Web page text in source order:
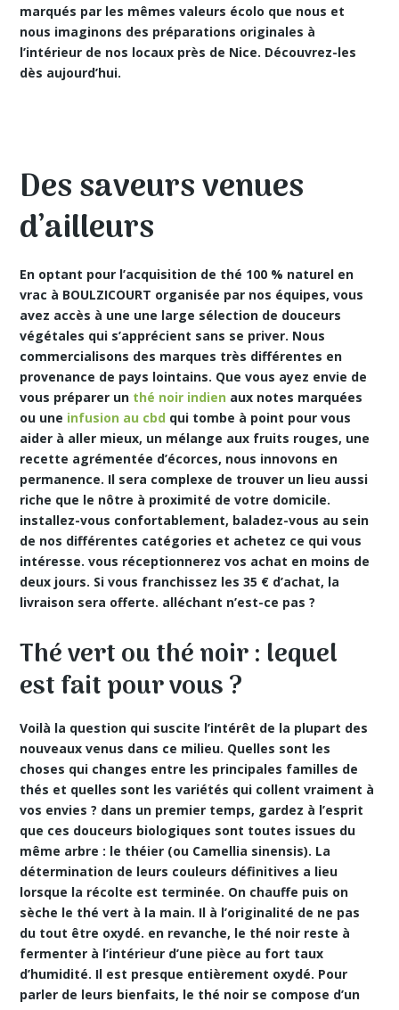
marqués par les mêmes valeurs écolo que nous et
nous imaginons des préparations originales à
l’intérieur de nos locaux près de Nice. Découvrez-les
dès aujourd’hui.
Des saveurs venues
d’ailleurs
En optant pour l’acquisition de thé 100 % naturel en
vrac à BOULZICOURT organisée par nos équipes, vous
avez accès à une une large sélection de douceurs
végétales qui s’apprécient sans se priver. Nous
commercialisons des marques très différentes en
provenance de pays lointains. Que vous ayez envie de
vous préparer un thé noir indien aux notes marquées
ou une infusion au cbd qui tombe à point pour vous
aider à aller mieux, un mélange aux fruits rouges, une
recette agrémentée d’écorces, nous innovons en
permanence. Il sera complexe de trouver un lieu aussi
riche que le nôtre à proximité de votre domicile.
installez-vous confortablement, baladez-vous au sein
de nos différentes catégories et achetez ce qui vous
intéresse. vous réceptionnerez vos achat en moins de
deux jours. Si vous franchissez les 35 € d’achat, la
livraison sera offerte. alléchant n’est-ce pas ?
Thé vert ou thé noir : lequel
est fait pour vous ?
Voilà la question qui suscite l’intérêt de la plupart des
nouveaux venus dans ce milieu. Quelles sont les
choses qui changes entre les principales familles de
thés et quelles sont les variétés qui collent vraiment à
vos envies ? dans un premier temps, gardez à l’esprit
que ces douceurs biologiques sont toutes issues du
même arbre : le théier (ou Camellia sinensis). La
détermination de leurs couleurs définitives a lieu
lorsque la récolte est terminée. On chauffe puis on
sèche le thé vert à la main. Il à l’originalité de ne pas
du tout être oxydé. en revanche, le thé noir reste à
fermenter à l’intérieur d’une pièce au fort taux
d’humidité. Il est presque entièrement oxydé. Pour
parler de leurs bienfaits, le thé noir se compose d’un